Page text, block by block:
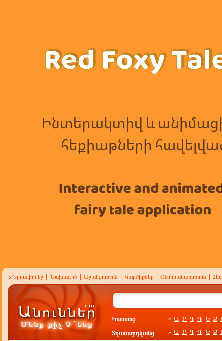
Գլխավոր էջ Նախագիծ Աջակցություն Կարծիքներ Շնորհակալություն
Կանանց » Ա Բ Գ Դ Ե Զ
Տղամարդկանց » Ա Բ Գ Դ Ե Զ